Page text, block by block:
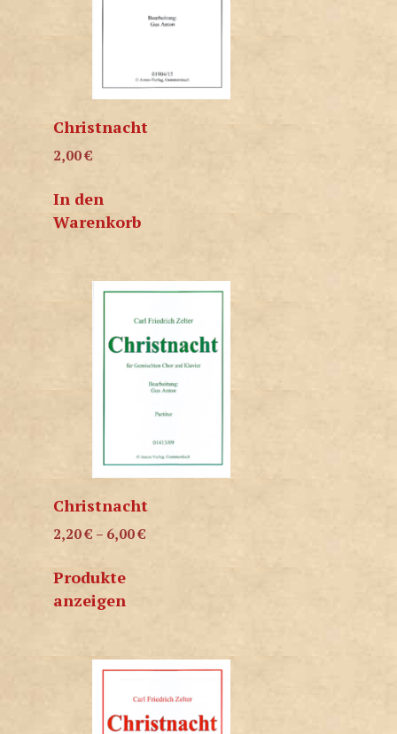
Christnacht
2,00€
In den
Warenkorb
Christnacht
2,20€ – 6,00€
Produkte
anzeigen